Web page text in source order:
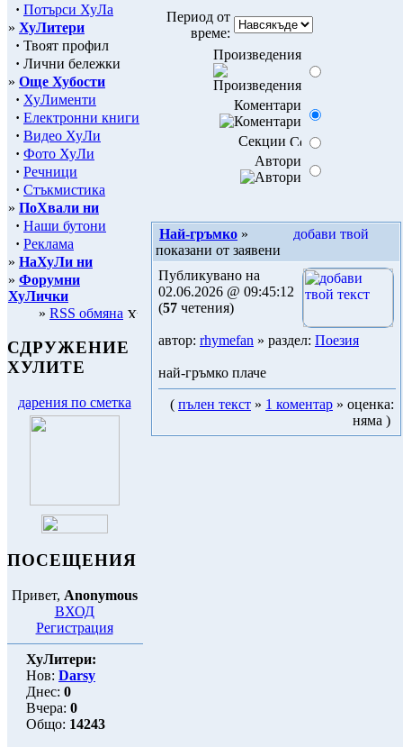
· Потърси ХуЛа
» ХуЛитери
· Твоят профил
· Лични бележки
» Още Хубости
· ХуЛименти
· Електронни книги
· Видео ХуЛи
· Фото ХуЛи
· Речници
· Стъкмистика
» ПоХвали ни
· Наши бутони
· Реклама
» НаХуЛи ни
» Форумни
ХуЛички
» RSS обмяна
СДРУЖЕНИЕ
ХУЛИТЕ
дарения по сметка
ПОСЕЩЕНИЯ
Привет, Anonymous
ВХОД
Регистрация
ХуЛитери:
Нов: Darsy
Днес: 0
Вчера: 0
Общо: 14243
Период от
време:
Произведения
Коментари
Секции
Автори
Най-гръмко »
показани от заявени
Публикувано на
02.06.2026 @ 09:45:12
(57 четения)
автор: rhymefan » раздел: Поезия
най-гръмко плаче
( пълен текст » 1 коментар » оценка:
няма )